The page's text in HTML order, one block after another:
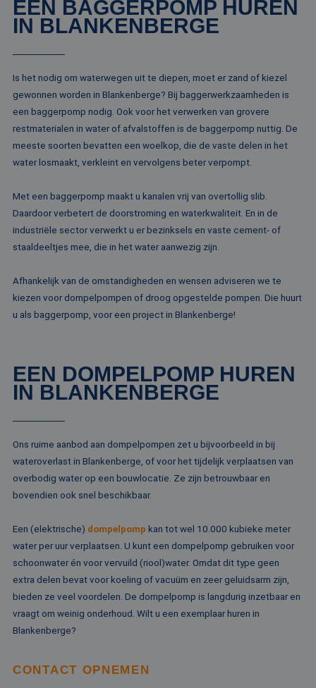
EEN BAGGERPOMP HUREN
IN BLANKENBERGE
Is het nodig om waterwegen uit te diepen, moet er zand of kiezel
gewonnen worden in Blankenberge? Bij baggerwerkzaamheden is
een baggerpomp nodig. Ook voor het verwerken van grovere
restmaterialen in water of afvalstoffen is de baggerpomp nuttig. De
meeste soorten bevatten een woelkop, die de vaste delen in het
water losmaakt, verkleint en vervolgens beter verpompt.
Met een baggerpomp maakt u kanalen vrij van overtollig slib.
Daardoor verbetert de doorstroming en waterkwaliteit. En in de
industriële sector verwerkt u er bezinksels en vaste cement- of
staaldeeltjes mee, die in het water aanwezig zijn.
Afhankelijk van de omstandigheden en wensen adviseren we te
kiezen voor dompelpompen of droog opgestelde pompen. Die huurt
u als baggerpomp, voor een project in Blankenberge!
EEN DOMPELPOMP HUREN
IN BLANKENBERGE
Ons ruime aanbod aan dompelpompen zet u bijvoorbeeld in bij
wateroverlast in Blankenberge, of voor het tijdelijk verplaatsen van
overbodig water op een bouwlocatie. Ze zijn betrouwbaar en
bovendien ook snel beschikbaar.
Een (elektrische) dompelpomp kan tot wel 10.000 kubieke meter
water per uur verplaatsen. U kunt een dompelpomp gebruiken voor
schoonwater én voor vervuild (riool)water. Omdat dit type geen
extra delen bevat voor koeling of vacuüm en zeer geluidsarm zijn,
bieden ze veel voordelen. De dompelpomp is langdurig inzetbaar en
vraagt om weinig onderhoud. Wilt u een exemplaar huren in
Blankenberge?
CONTACT OPNEMEN